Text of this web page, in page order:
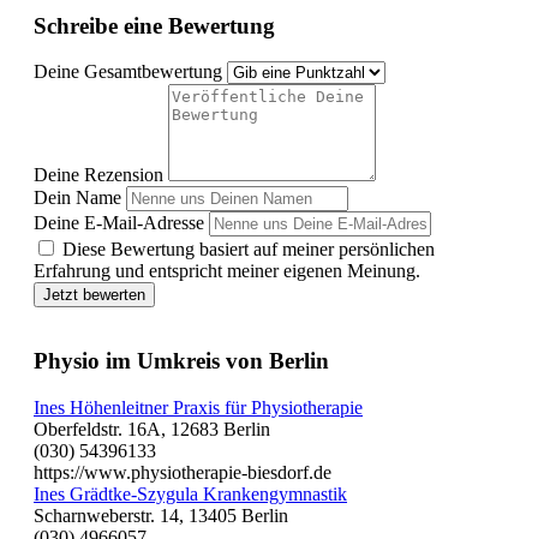
Schreibe eine Bewertung
Deine Gesamtbewertung
Deine Rezension
Dein Name
Deine E-Mail-Adresse
Diese Bewertung basiert auf meiner persönlichen
Erfahrung und entspricht meiner eigenen Meinung.
Jetzt bewerten
Physio im Umkreis von Berlin
Ines Höhenleitner Praxis für Physiotherapie
Oberfeldstr. 16A, 12683 Berlin
(030) 54396133
https://www.physiotherapie-biesdorf.de
Ines Grädtke-Szygula Krankengymnastik
Scharnweberstr. 14, 13405 Berlin